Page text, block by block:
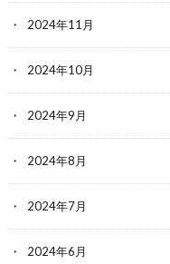
2024年11月
2024年10月
2024年9月
2024年8月
2024年7月
2024年6月